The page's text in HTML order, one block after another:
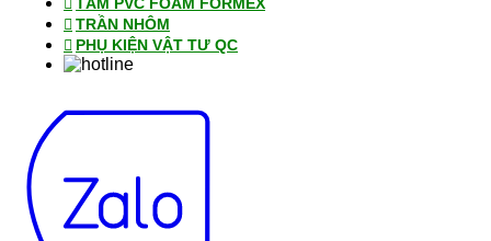
TẤM PVC FOAM FORMEX
TRẦN NHÔM
PHỤ KIỆN VẬT TƯ QC